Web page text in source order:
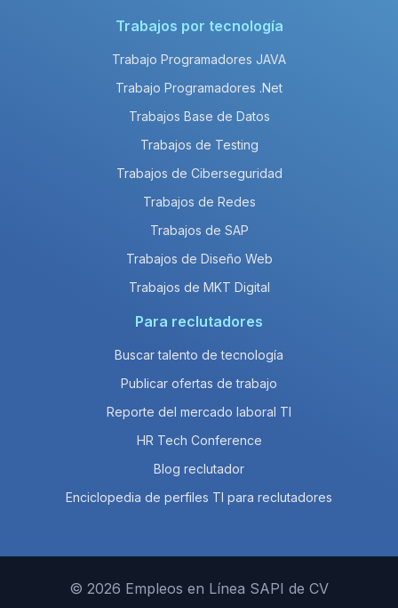
Trabajos por tecnología
Trabajo Programadores JAVA
Trabajo Programadores .Net
Trabajos Base de Datos
Trabajos de Testing
Trabajos de Ciberseguridad
Trabajos de Redes
Trabajos de SAP
Trabajos de Diseño Web
Trabajos de MKT Digital
Para reclutadores
Buscar talento de tecnología
Publicar ofertas de trabajo
Reporte del mercado laboral TI
HR Tech Conference
Blog reclutador
Enciclopedia de perfiles TI para reclutadores
© 2026 Empleos en Línea SAPI de CV